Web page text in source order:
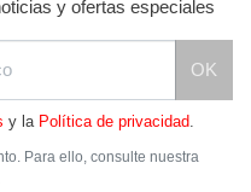
y ofertas especiales
OK
y la Política de privacidad
Para ello, consulte nuestra